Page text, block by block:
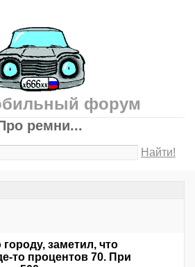
форум
ремни...
Найти!
заметил, что
то процентов 70. При